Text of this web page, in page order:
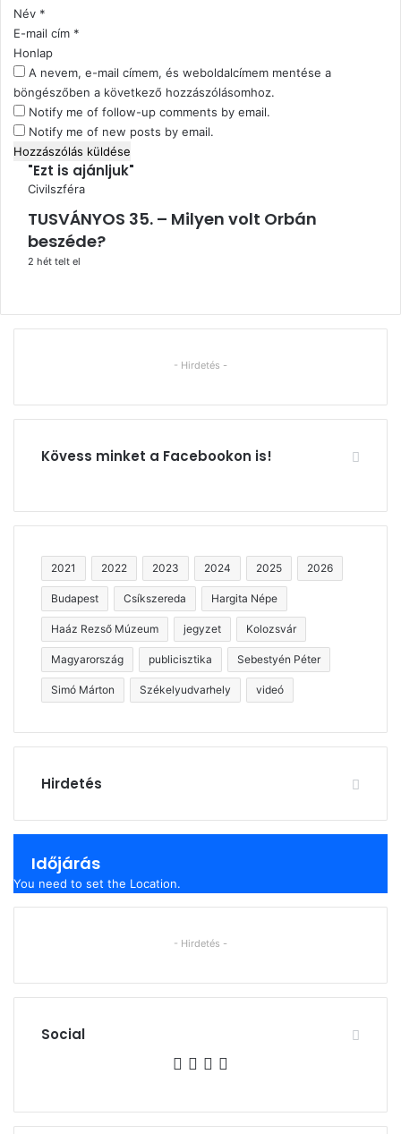
l
á
s
*
Név *
E-mail cím *
Honlap
A nevem, e-mail címem, és weboldalcímem mentése a
böngészőben a következő hozzászólásomhoz.
Notify me of follow-up comments by email.
Notify me of new posts by email.
"Ezt is ajánljuk"
Civilszféra
TUSVÁNYOS 35. – Milyen volt Orbán
beszéde?
2 hét telt el
- Hirdetés -
Kövess minket a Facebookon is!
2021 2022 2023 2024 2025 2026
Budapest Csíkszereda Hargita Népe
Haáz Rezső Múzeum jegyzet Kolozsvár
Magyarország publicisztika Sebestyén Péter
Simó Márton Székelyudvarhely videó
Hirdetés
Időjárás
You need to set the Location.
- Hirdetés -
Social
Facebook
X YouTube